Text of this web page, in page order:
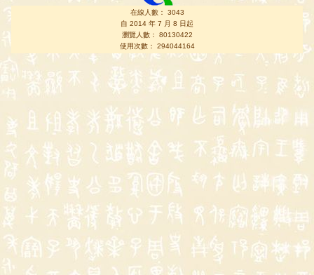
在線人數： 3043
自 2014 年 7 月 8 日起
瀏覽人數： 80130422
使用次數： 294044164